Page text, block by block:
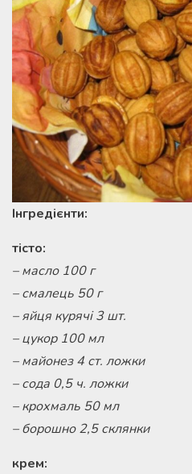
Інгредієнти:
тісто:
– масло 100 г
– смалець 50 г
– яйця курячі 3 шт.
– цукор 100 мл
– майонез 4 ст. ложки
– сода 0,5 ч. ложки
– крохмаль 50 мл
– борошно 2,5 склянки
крем: